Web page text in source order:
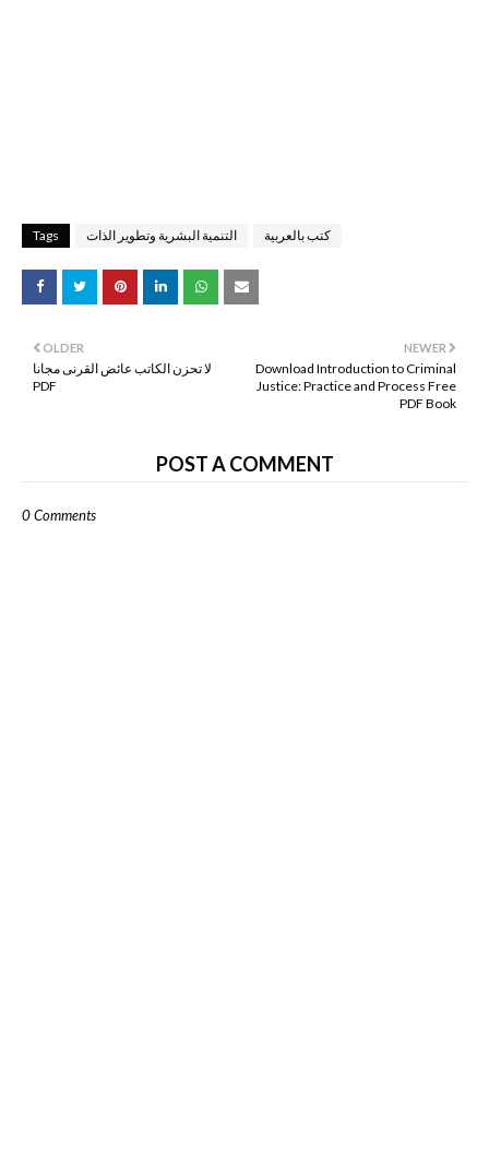
Tags التنمية البشرية وتطوير الذات كتب بالعربية
NEWER
Download Introduction to Criminal
Justice: Practice and Process Free
PDF Book
OLDER
لا تحزن الكاتب عائض القرنى مجانا
PDF
POST A COMMENT
0 Comments